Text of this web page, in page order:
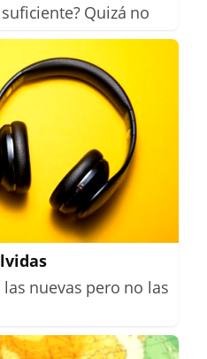
Quizá no
nuevas pero no las